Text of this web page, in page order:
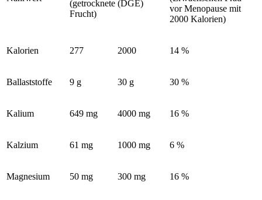
(getrocknete
Frucht)
(DGE)
vor Menopause mit
2000 Kalorien)
Kalorien 277 2000 14 %
Ballaststoffe 9 g 30 g 30 %
Kalium 649 mg 4000 mg 16 %
Kalzium 61 mg 1000 mg 6 %
Magnesium 50 mg 300 mg 16 %